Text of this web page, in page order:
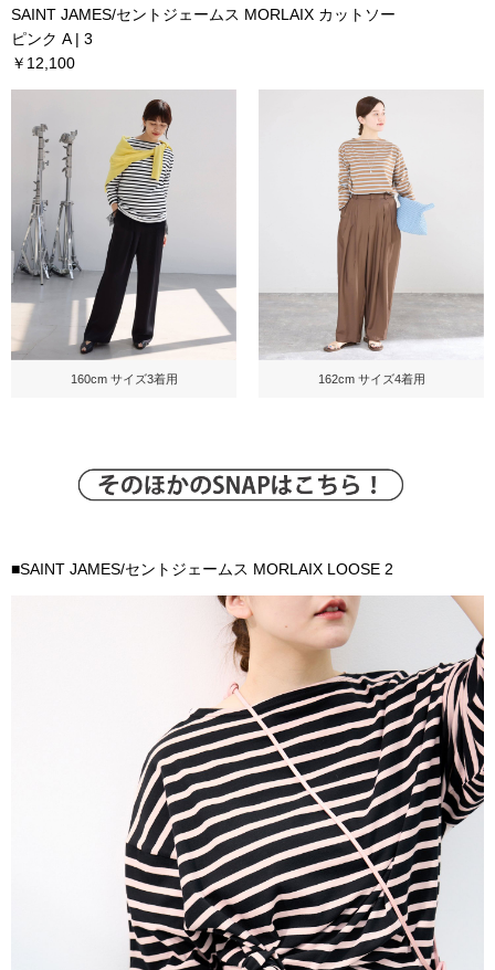
SAINT JAMES/セントジェームス MORLAIX カットソー
ピンク A | 3
￥12,100
160cm サイズ3着用 162cm サイズ4着用
■SAINT JAMES/セントジェームス MORLAIX LOOSE 2